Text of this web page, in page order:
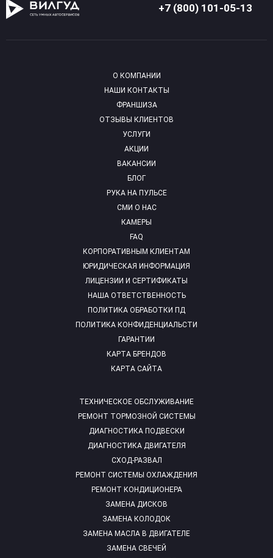
+7 (800) 101-05-13
О КОМПАНИИ
НАШИ КОНТАКТЫ
ФРАНШИЗА
ОТЗЫВЫ КЛИЕНТОВ
УСЛУГИ
АКЦИИ
ВАКАНСИИ
БЛОГ
РУКА НА ПУЛЬСЕ
СМИ О НАС
КАМЕРЫ
FAQ
ТЕХНИЧЕСКОЕ ОБСЛУЖИВАНИЕ
РЕМОНТ ТОРМОЗНОЙ СИСТЕМЫ
ДИАГНОСТИКА ПОДВЕСКИ
ДИАГНОСТИКА ДВИГАТЕЛЯ
СХОД-РАЗВАЛ
РЕМОНТ СИСТЕМЫ ОХЛАЖДЕНИЯ
РЕМОНТ КОНДИЦИОНЕРА
ЗАМЕНА ДИСКОВ
ЗАМЕНА КОЛОДОК
ЗАМЕНА МАСЛА В ДВИГАТЕЛЕ
ЗАМЕНА СВЕЧЕЙ
КОРПОРАТИВНЫМ КЛИЕНТАМ
ЮРИДИЧЕСКАЯ ИНФОРМАЦИЯ
ЛИЦЕНЗИИ И СЕРТИФИКАТЫ
НАША ОТВЕТСТВЕННОСТЬ
ПОЛИТИКА ОБРАБОТКИ ПД
ПОЛИТИКА КОНФИДЕНЦИАЛЬСТИ
ГАРАНТИИ
КАРТА БРЕНДОВ
КАРТА САЙТА